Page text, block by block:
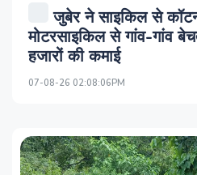
जुबेर ने साइकिल से
मोटरसाइकिल से गांव-गांव
हजारों की कमाई
07-08-26 02:08:06PM